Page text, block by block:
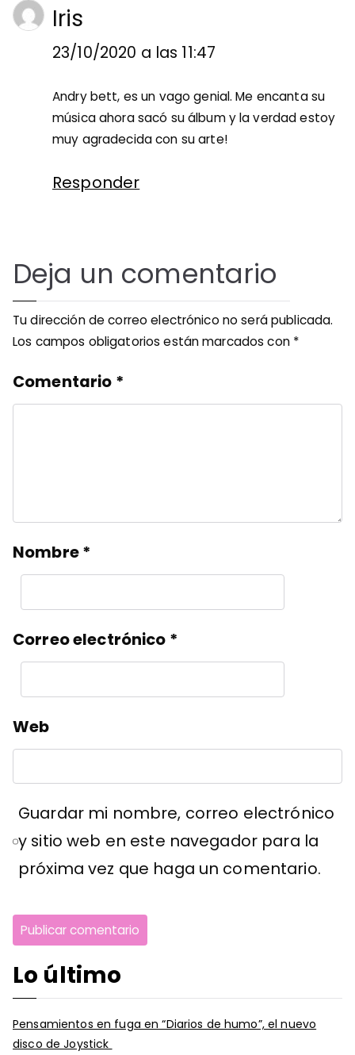
Iris
23/10/2020 a las 11:47
Andry bett, es un vago genial. Me encanta su
música ahora sacó su álbum y la verdad estoy
muy agradecida con su arte!
Responder
Deja un comentario
Tu dirección de correo electrónico no será publicada.
Los campos obligatorios están marcados con *
Comentario *
Nombre*
Correo electrónico *
Web
Guardar mi nombre, correo electrónico
y sitio web en este navegador para la
próxima vez que haga un comentario.
Lo último
Pensamientos en fuga en “Diarios de humo”, el nuevo
disco de Joystick